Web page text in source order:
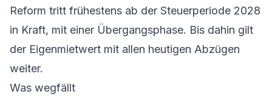
Reform tritt frühestens ab der Steuerperiode 2028
in Kraft, mit einer Übergangsphase. Bis dahin gilt
der Eigenmietwert mit allen heutigen Abzügen
weiter.
Was wegfällt